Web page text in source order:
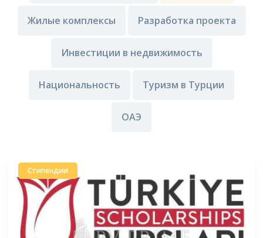
Жилые комплексы Разработка проекта
Инвестиции в недвижимость
Национальность Туризм в Турции
ОАЭ
Стипендии